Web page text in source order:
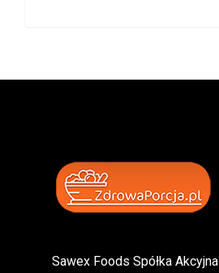
Sawex Foods Spółka Akcyjna